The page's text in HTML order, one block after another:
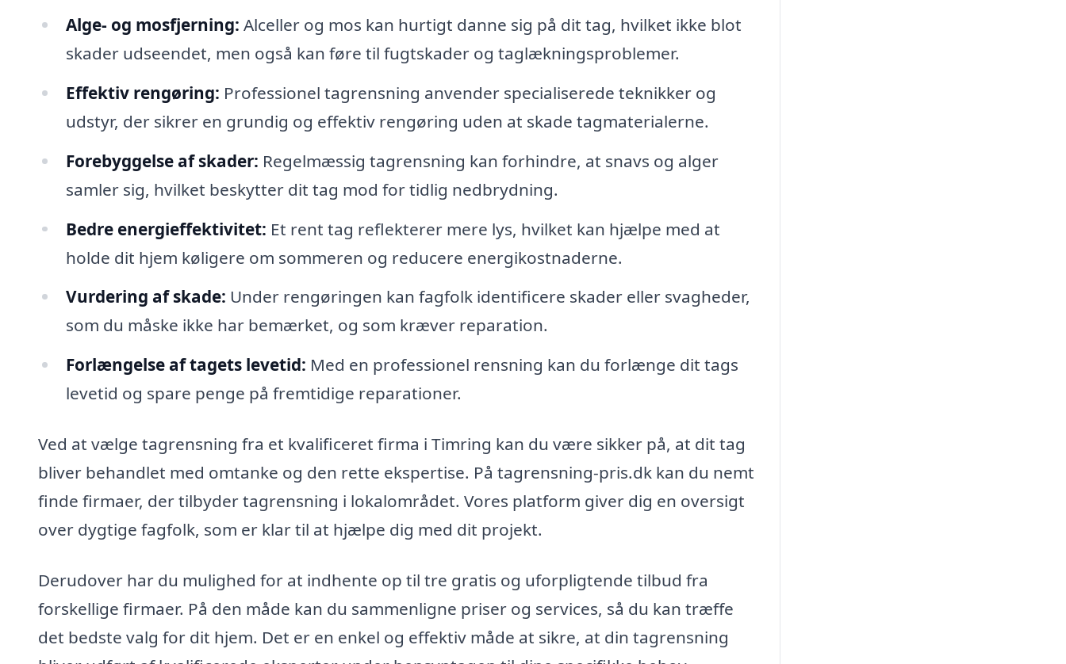
Alge- og mosfjerning: Alceller og mos kan hurtigt danne sig på dit tag, hvilket ikke blot
skader udseendet, men også kan føre til fugtskader og taglækningsproblemer.
Effektiv rengøring: Professionel tagrensning anvender specialiserede teknikker og
udstyr, der sikrer en grundig og effektiv rengøring uden at skade tagmaterialerne.
Forebyggelse af skader: Regelmæssig tagrensning kan forhindre, at snavs og alger
samler sig, hvilket beskytter dit tag mod for tidlig nedbrydning.
Bedre energieffektivitet: Et rent tag reflekterer mere lys, hvilket kan hjælpe med at
holde dit hjem køligere om sommeren og reducere energikostnaderne.
Vurdering af skade: Under rengøringen kan fagfolk identificere skader eller svagheder,
som du måske ikke har bemærket, og som kræver reparation.
Forlængelse af tagets levetid: Med en professionel rensning kan du forlænge dit tags
levetid og spare penge på fremtidige reparationer.
Ved at vælge tagrensning fra et kvalificeret firma i Timring kan du være sikker på, at dit tag
bliver behandlet med omtanke og den rette ekspertise. På tagrensning-pris.dk kan du nemt
finde firmaer, der tilbyder tagrensning i lokalområdet. Vores platform giver dig en oversigt
over dygtige fagfolk, som er klar til at hjælpe dig med dit projekt.
Derudover har du mulighed for at indhente op til tre gratis og uforpligtende tilbud fra
forskellige firmaer. På den måde kan du sammenligne priser og services, så du kan træffe
det bedste valg for dit hjem. Det er en enkel og effektiv måde at sikre, at din tagrensning